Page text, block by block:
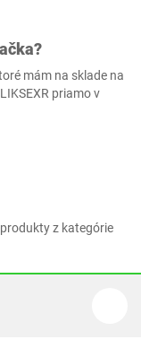
mám na sklade na
priamo v
z kategórie